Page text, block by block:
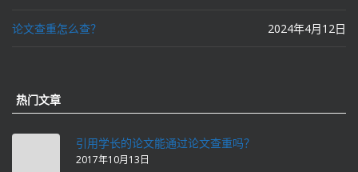
论文查重怎么查？ 2024年4月12日
热门文章
引用学长的论文能通过论文查重吗？
2017年10月13日